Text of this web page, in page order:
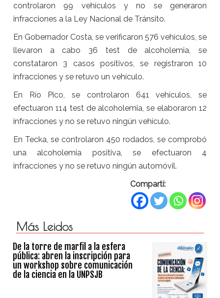
controlaron 99 vehículos y no se generaron
infracciones a la Ley Nacional de Tránsito.
En Gobernador Costa, se verificaron 576 vehículos, se
llevaron a cabo 36 test de alcoholemia, se
constataron 3 casos positivos, se registraron 10
infracciones y se retuvo un vehículo.
En Río Pico, se controlaron 641 vehículos, se
efectuaron 114 test de alcoholemia, se elaboraron 12
infracciones y no se retuvo ningún vehículo.
En Tecka, se controlaron 450 rodados, se comprobó
una alcoholemia positiva, se efectuaron 4
infracciones y no se retuvo ningún automóvil.
Compartí:
Más Leidos
De la torre de marfil a la esfera
pública: abren la inscripción para
un workshop sobre comunicación
de la ciencia en la UNPSJB